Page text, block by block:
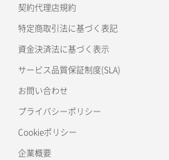
契約代理店規約
特定商取引法に基づく表記
資金決済法に基づく表示
サービス品質保証制度(SLA)
お問い合わせ
プライバシーポリシー
Cookieポリシー
企業概要